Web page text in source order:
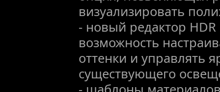
визуализировать
- новый редактор
возможность
оттенки и управлять
существующего